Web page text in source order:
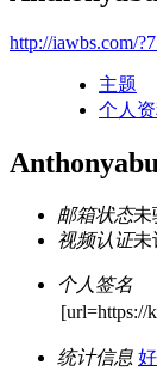
http://iawbs.com/
主题
个人
邮箱状态未
视频认证未
个人签名
[url=https://
统计信息